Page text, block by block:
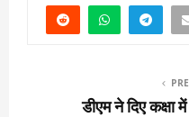
डीएम ने दिए कक्षा